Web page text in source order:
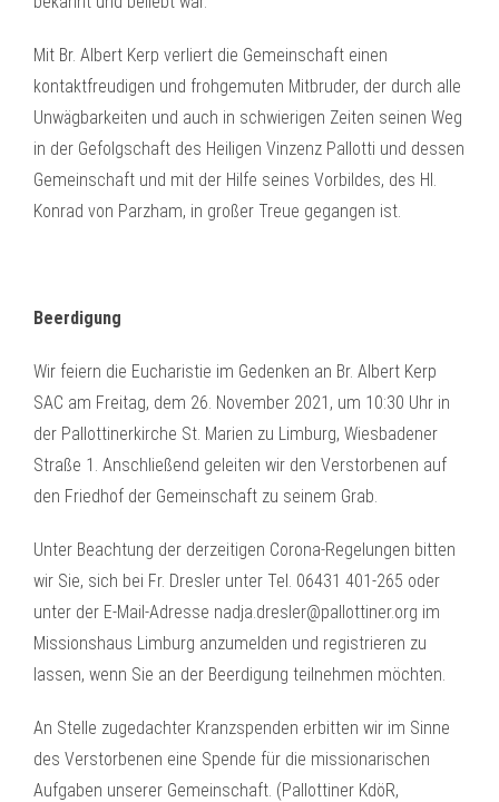
Mit Br. Albert Kerp verliert die Gemeinschaft einen
kontaktfreudigen und frohgemuten Mitbruder, der durch alle
Unwägbarkeiten und auch in schwierigen Zeiten seinen Weg
in der Gefolgschaft des Heiligen Vinzenz Pallotti und dessen
Gemeinschaft und mit der Hilfe seines Vorbildes, des Hl.
Konrad von Parzham, in großer Treue gegangen ist.
Beerdigung
Wir feiern die Eucharistie im Gedenken an Br. Albert Kerp
SAC am Freitag, dem 26. November 2021, um 10:30 Uhr in
der Pallottinerkirche St. Marien zu Limburg, Wiesbadener
Straße 1. Anschließend geleiten wir den Verstorbenen auf
den Friedhof der Gemeinschaft zu seinem Grab.
Unter Beachtung der derzeitigen Corona-Regelungen bitten
wir Sie, sich bei Fr. Dresler unter Tel. 06431 401-265 oder
unter der E-Mail-Adresse nadja.dresler@pallottiner.org im
Missionshaus Limburg anzumelden und registrieren zu
lassen, wenn Sie an der Beerdigung teilnehmen möchten.
An Stelle zugedachter Kranzspenden erbitten wir im Sinne
des Verstorbenen eine Spende für die missionarischen
Aufgaben unserer Gemeinschaft. (Pallottiner KdöR,